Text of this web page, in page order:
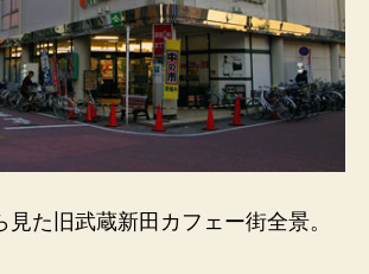
の
た旧武蔵新田カフェー街全景。